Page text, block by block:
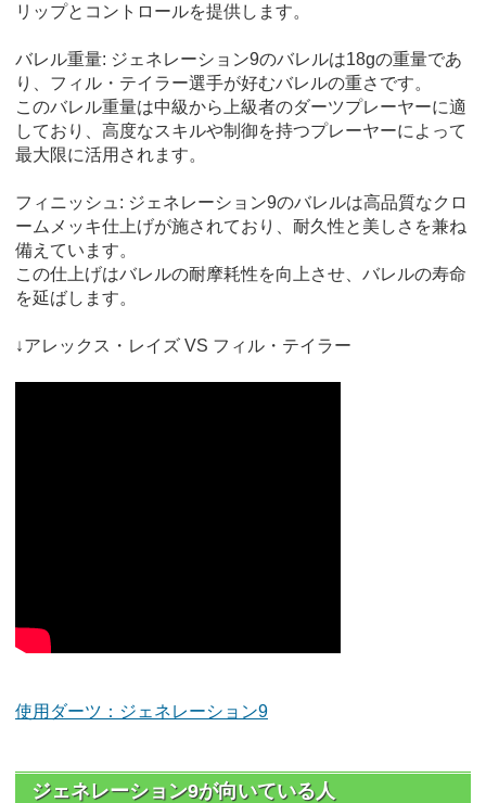
リップとコントロールを提供します。
バレル重量: ジェネレーション9のバレルは18gの重量であ
り、フィル・テイラー選手が好むバレルの重さです。
このバレル重量は中級から上級者のダーツプレーヤーに適
しており、高度なスキルや制御を持つプレーヤーによって
最大限に活用されます。
フィニッシュ: ジェネレーション9のバレルは高品質なクロ
ームメッキ仕上げが施されており、耐久性と美しさを兼ね
備えています。
この仕上げはバレルの耐摩耗性を向上させ、バレルの寿命
を延ばします。
↓アレックス・レイズ VS フィル・テイラー
使用ダーツ：ジェネレーション9
ジェネレーション9が向いている人